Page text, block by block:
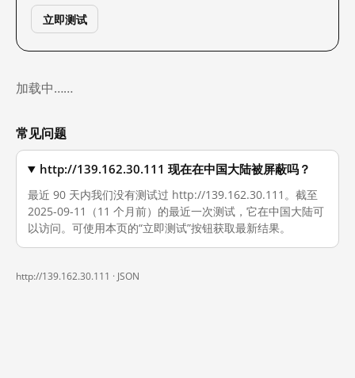
立即测试
加载中……
常见问题
http://139.162.30.111 现在在中国大陆被屏蔽吗？
最近 90 天内我们没有测试过 http://139.162.30.111。截至
2025-09-11（11 个月前）的最近一次测试，它在中国大陆可
以访问。可使用本页的“立即测试”按钮获取最新结果。
http://139.162.30.111 · JSON